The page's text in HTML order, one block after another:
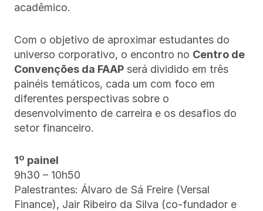
acadêmico.
Com o objetivo de aproximar estudantes do
universo corporativo, o encontro no Centro de
Convenções da FAAP será dividido em três
painéis temáticos, cada um com foco em
diferentes perspectivas sobre o
desenvolvimento de carreira e os desafios do
setor financeiro.
1º painel
9h30 – 10h50
Palestrantes: Álvaro de Sá Freire (Versal
Finance), Jair Ribeiro da Silva (co-fundador e